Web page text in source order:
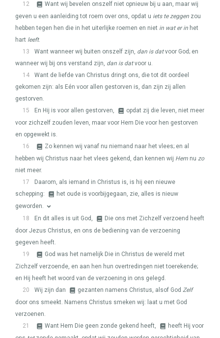
12
Want wij bevelen onszelf niet opnieuw bij u aan, maar wij
geven u een aanleiding tot roem over ons, opdat u iets te zeggen zou
hebben tegen hen die in het uiterlijke roemen en niet in wat er in het
hart leeft.
13
Want wanneer wij buiten onszelf zijn, dan is datvoor God; en
wanneer wij bij ons verstand zijn, dan is datvoor u.
14
Want de liefde van Christus dringt ons, die tot dit oordeel
gekomen zijn: als Eén voor allen gestorven is, dan zijn zij allen
gestorven.
15
En Hij is voor allen gestorven,
opdat zij die leven, niet meer
voor zichzelf zouden leven, maar voor Hem Die voor hen gestorven
en opgewekt is.
16
Zo kennen wij vanaf nu niemand naar het vlees; en al
hebben wij Christus naar het vlees gekend, dan kennen wij Hem nu zo
niet meer.
17
Daarom, als iemand in Christus is, is hij een nieuwe
schepping:
het oude is voorbijgegaan, zie, alles is nieuw
geworden.
18
En dit alles is uit God,
Die ons met Zichzelf verzoend heeft
door Jezus Christus, en ons de bediening van de verzoening
gegeven heeft.
19
God was het namelijk Die in Christus de wereld met
Zichzelf verzoende, en aan hen hun overtredingen niet toerekende;
en Hij heeft het woord van de verzoening in ons gelegd.
20
Wij zijn dan gezanten namens Christus, alsof God Zelf
door ons smeekt. Namens Christus smeken wij: laat u met God
verzoenen.
21
Want Hem Die geen zonde gekend heeft,
heeft Hij voor